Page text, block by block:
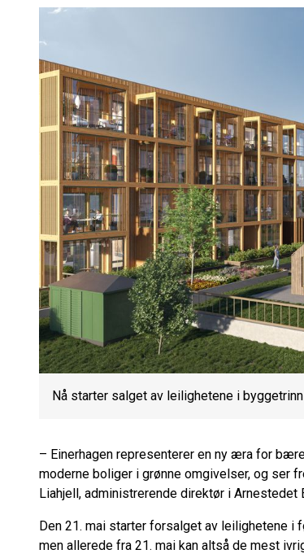
Nå starter salget av leilighetene i
– Einerhagen representerer en ny æra for
moderne boliger i grønne omgivelser, og ser
Liahjell, administrerende direktør i Arnestedet
Den 21. mai starter forsalget av leilighetene i
men allerede fra 21. mai kan altså de mest